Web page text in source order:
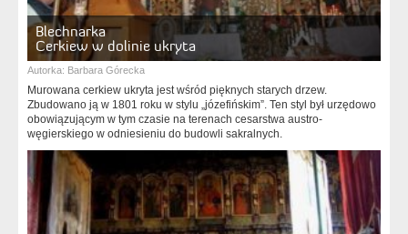
Blechnarka
Cerkiew w dolinie ukryta
Autorka: Barbara Górecka
Murowana cerkiew ukryta jest wśród pięknych starych drzew.
Zbudowano ją w 1801 roku w stylu „józefińskim”. Ten styl był urzędowo
obowiązującym w tym czasie na terenach cesarstwa austro-
węgierskiego w odniesieniu do budowli sakralnych.